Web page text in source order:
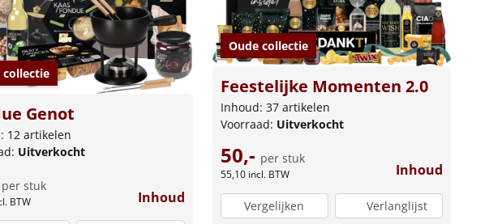
collectie
Genot
12 artikelen
Uitverkocht
per stuk
BTW Inhoud
Oude collectie
Feestelijke Momenten 2.0
Inhoud: 37 artikelen
Voorraad: Uitverkocht
50,- per stuk
55,10 incl. BTW Inhoud
Vergelijken Verlanglijst